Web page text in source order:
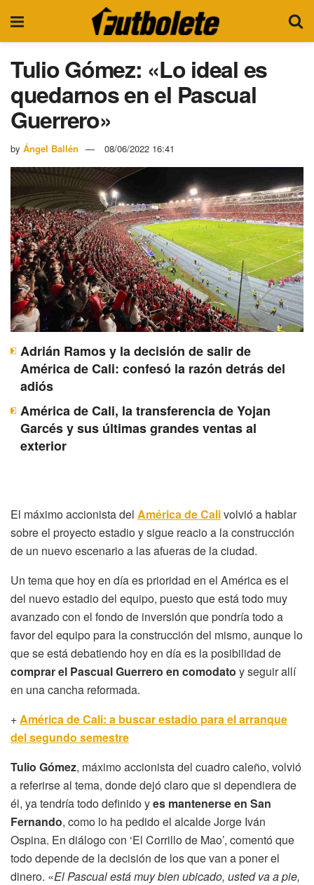
Tulio Gómez: «Lo ideal es
quedarnos en el Pascual
Guerrero»
by Ángel Ballén 08/06/2022 16:41
Adrián Ramos y la decisión de salir de
América de Cali: confesó la razón detrás del
adiós
América de Cali, la transferencia de Yojan
Garcés y sus últimas grandes ventas al
exterior
El máximo accionista del América de Calivolvió a hablar
sobre el proyecto estadio y sigue reacio a la construcción
de un nuevo escenario a las afueras de la ciudad.
Un tema que hoy en día es prioridad en el América es el
del nuevo estadio del equipo, puesto que está todo muy
avanzado con el fondo de inversión que pondría todo a
favor del equipo para la construcción del mismo, aunque lo
que se está debatiendo hoy en día es la posibilidad de
comprar el Pascual Guerrero en comodato y seguir allí
en una cancha reformada.
+América de Cali: a buscar estadio para el arranque
del segundo semestre
Tulio Gómez, máximo accionista del cuadro caleño, volvió
a referirse al tema, donde dejó claro que si dependiera de
él, ya tendría todo definido yes mantenerse en San
Fernando, como lo ha pedido el alcalde Jorge Iván
Ospina. En diálogo con ‘El Corrillo de Mao’, comentó que
todo depende de la decisión de los que van a poner el
dinero. «El Pascual está muy bien ubicado, usted va a pie,